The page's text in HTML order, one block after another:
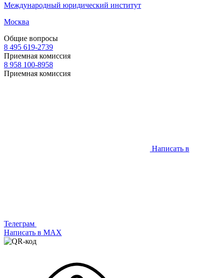
Международный юридический институт
Москва
Общие вопросы
8 495 619-2739
Приемная комиссия
8 958 100-8958
Приемная комиссия
Написать в
Телеграм
Написать в МАХ